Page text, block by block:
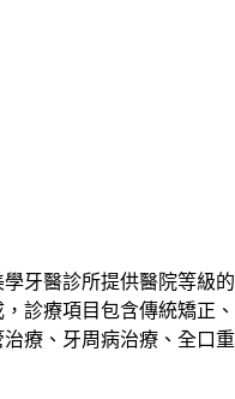
牙醫診所提供醫院等級的
診療項目包含傳統矯正、
療、牙周病治療、全口重